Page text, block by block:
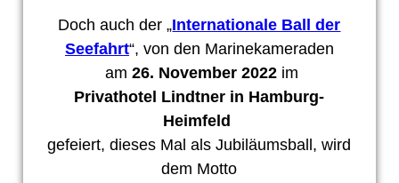
Doch auch der „Internationale Ball der
Seefahrt“, von den Marinekameraden
am 26. November 2022im
Privathotel Lindtner in Hamburg-
Heimfeld
gefeiert, dieses Mal als Jubiläumsball, wird
dem Motto